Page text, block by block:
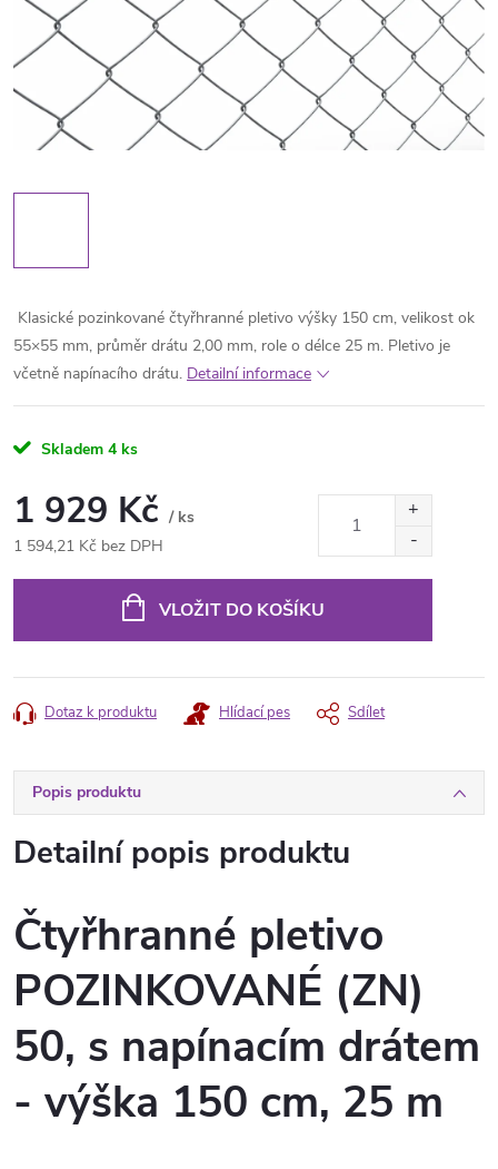
Klasické pozinkované čtyřhranné pletivo výšky 150 cm, velikost ok
55×55 mm, průměr drátu 2,00 mm, role o délce 25 m. Pletivo je
včetně napínacího drátu. Detailní informace
Skladem 4 ks
1 929 Kč / ks
1 594,21 Kč bez DPH
VLOŽIT DO KOŠÍKU
Dotaz k produktu Hlídací pes Sdílet
Popis produktu
Detailní popis produktu
Čtyřhranné pletivo
POZINKOVANÉ (ZN)
50, s napínacím drátem
- výška 150 cm, 25 m